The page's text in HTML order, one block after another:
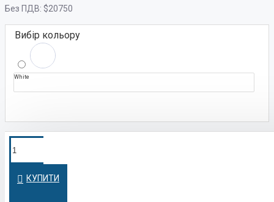
Без ПДВ: $20750
Вибір кольору
White
КУПИТИ
КРЕДИТ